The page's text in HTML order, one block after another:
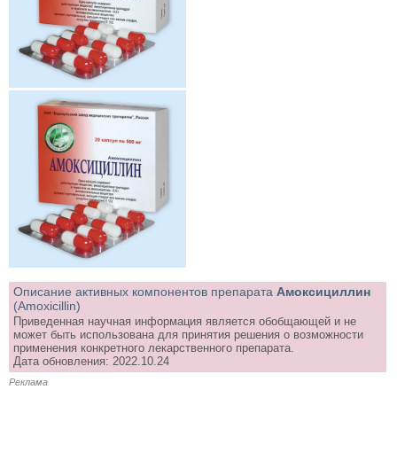
Описание активных компонентов препарата Амоксициллин
(Amoxicillin)
Приведенная научная информация является обобщающей и не
может быть использована для принятия решения о возможности
применения конкретного лекарственного препарата.
Дата обновления: 2022.10.24
Реклама